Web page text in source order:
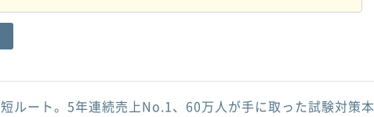
ルート。5年連続売上No.1、60万人が手に取った試験対策本